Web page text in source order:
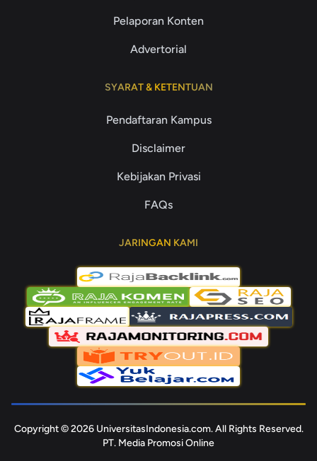
Pelaporan Konten
Advertorial
SYARAT & KETENTUAN
Pendaftaran Kampus
Disclaimer
Kebijakan Privasi
FAQs
JARINGAN KAMI
Copyright © 2026 UniversitasIndonesia.com. All Rights Reserved.
PT. Media Promosi Online